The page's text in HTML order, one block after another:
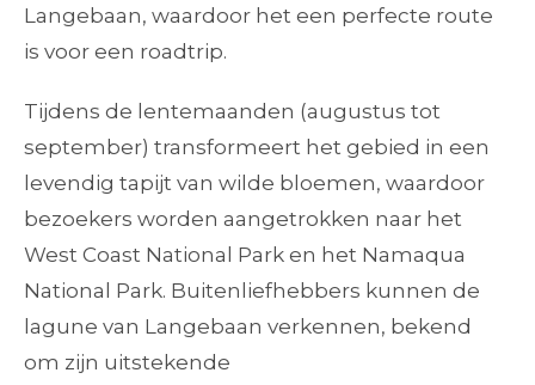
Langebaan, waardoor het een perfecte route
is voor een roadtrip.
Tijdens de lentemaanden (augustus tot
september) transformeert het gebied in een
levendig tapijt van wilde bloemen, waardoor
bezoekers worden aangetrokken naar het
West Coast National Park en het Namaqua
National Park. Buitenliefhebbers kunnen de
lagune van Langebaan verkennen, bekend
om zijn uitstekende